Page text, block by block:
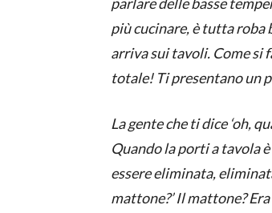
più cucinare, è tutta roba
arriva sui tavoli. Come si
totale! Ti presentano un
La gente che ti dice ‘oh,
Quando la porti a tavola
essere eliminata,
mattone?’ Il mattone?